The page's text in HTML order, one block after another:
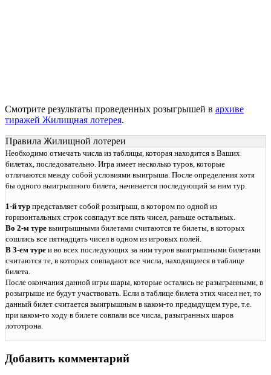
Смотрите результаты проведенных розыгрышей в архиве
тиражей Жилищная лотерея.
Правила Жилищной лотереи
Необходимо отмечать числа из таблицы, которая находится в Ваших
билетах, последовательно. Игра имеет несколько туров, которые
отличаются между собой условиями выигрыша. После определения хотя
бы одного выигрышного билета, начинается последующий за ним тур.
1-й тур представляет собой розыгрыш, в котором по одной из
горизонтальных строк совпадут все пять чисел, раньше остальных.
Во 2-м туре выигрышными билетами считаются те билеты, в которых
сошлись все пятнадцать чисел в одном из игровых полей.
В 3-ем туре и во всех последующих за ним туров выигрышными билетами
считаются те, в которых совпадают все числа, находящиеся в таблице
билета.
После окончания данной игры шары, которые остались не разыгранными, в
розыгрыше не будут участвовать. Если в таблице билета этих чисел нет, то
данный билет считается выигрышным в каком-то предыдущем туре, т.е.
при каком-то ходу в билете совпали все числа, разыгранных шаров
лототрона.
Добавить комментарий